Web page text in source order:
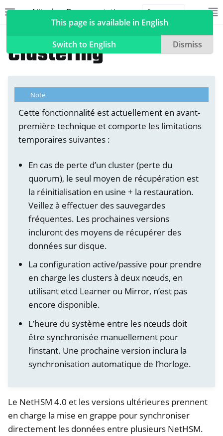
Nitrokey Documentation
navigation of Nitrokeys
navigation of NitroPad, NitroPC
navigation of NitroPhone, NitroTablet
navigation of NextBox
navigation of Compatible Software
navigation of NitroWall
navigation of NitroWall NW750
Clustering
Note
Cette fonctionnalité est actuellement en avant-
première technique et comporte les limitations
temporaires suivantes :
En cas de perte d’un cluster (perte du
quorum), le seul moyen de récupération est
la réinitialisation en usine + la restauration.
Veillez à effectuer des sauvegardes
fréquentes. Les prochaines versions
incluront des moyens de récupérer des
données sur disque.
La configuration active/passive pour prendre
en charge les clusters à deux nœuds, en
utilisant etcd Learner ou Mirror, n’est pas
encore disponible.
L’heure du système entre les nœuds doit
être synchronisée manuellement pour
l’instant. Une prochaine version inclura la
synchronisation automatique de l’horloge.
Le NetHSM 4.0 et les versions ultérieures prennent
en charge la mise en grappe pour synchroniser
directement les données entre plusieurs NetHSM.
This page is available in English
Switch to English
Dismiss